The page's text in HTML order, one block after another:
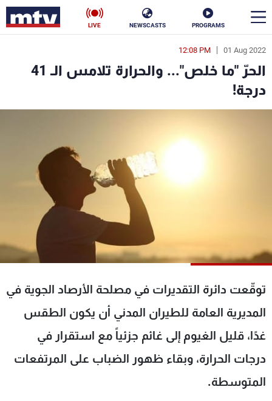
PROGRAMS
NEWSCASTS
LIVE
01 Aug 2022
12:08 PM
الحرّ "ما خلص"... والحرارة تلامس الـ 41
درجة!
توقّعت دائرة التقديرات في مصلحة الأرصاد الجوية في
المديرية العامة للطيران المدني أن يكون الطقس
غدًا، قليل الغيوم إلى غائم جزئياً مع استقرار في
درجات الحرارة، وبقاء ظهور الضباب على المرتفعات
المتوسطة.
en
الأخبار
سياسة ناس
رياضة
البرامج
جدول البرامج
شاهد البرامج
عن MTV
الإنـتـاج
لاعلاناتكم
وظائف
تواصل معنا
شروط الإسـتخدام